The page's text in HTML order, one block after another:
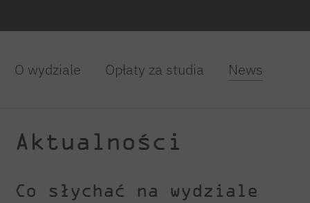
O wydziale Opłaty za studia News
Aktualności
Co słychać na wydziale